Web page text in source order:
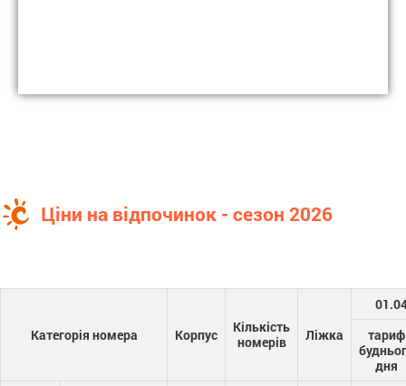
Ціни на відпочинок - сезон 2026
Категорія номера Корпус
Кількість
номерів
Ліжка
тариф
дня